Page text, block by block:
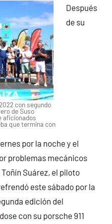
con segundo
de Suso
aficionados
que termina con
Después
de su
por la noche y el
problemas mecánicos
Suárez, el piloto
este sábado por la
edición del
con su porsche 911